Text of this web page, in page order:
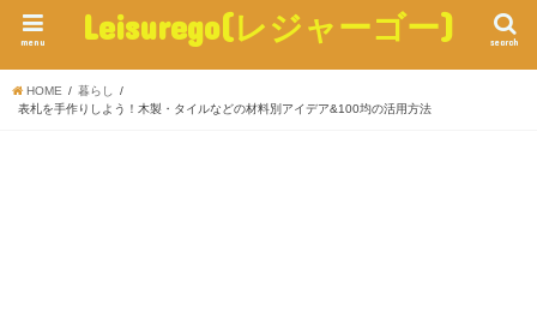
Leisurego(レジャーゴー) search
menu
HOME
暮らし
表札を手作りしよう！木製・タイルなどの材料別アイデア&100均の活用方法